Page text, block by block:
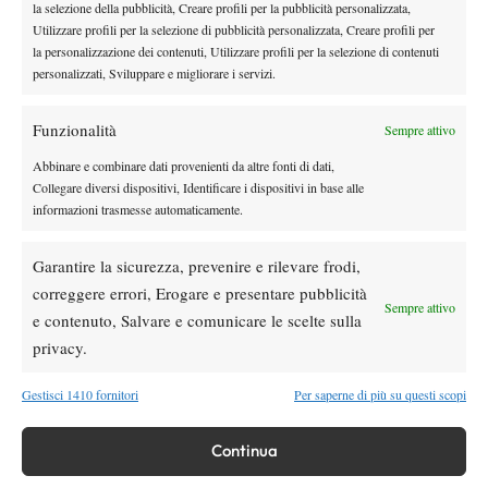
la selezione della pubblicità, Creare profili per la pubblicità personalizzata,
Utilizzare profili per la selezione di pubblicità personalizzata, Creare profili per
la personalizzazione dei contenuti, Utilizzare profili per la selezione di contenuti
personalizzati, Sviluppare e migliorare i servizi.
Funzionalità Sempre attivo
Abbinare e combinare dati provenienti da altre fonti di dati,
Collegare diversi dispositivi, Identificare i dispositivi in base alle
informazioni trasmesse automaticamente.
Garantire la sicurezza, prevenire e rilevare frodi,
correggere errori, Erogare e presentare pubblicità
e contenuto, Salvare e comunicare le scelte sulla
privacy.
Sempre attivo
Gestisci 1410 fornitori Per saperne di più su questi scopi
Continua
Emanuele Molina
Roberto Marcora
Nessun commento
Devi essereconnessoper inviare un commento.
DI TENDENZA